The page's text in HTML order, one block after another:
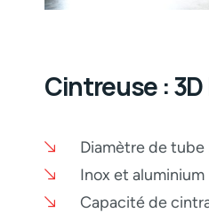
Cintreuse : 3D
Diamètre de tube
Inox et aluminium
Capacité de